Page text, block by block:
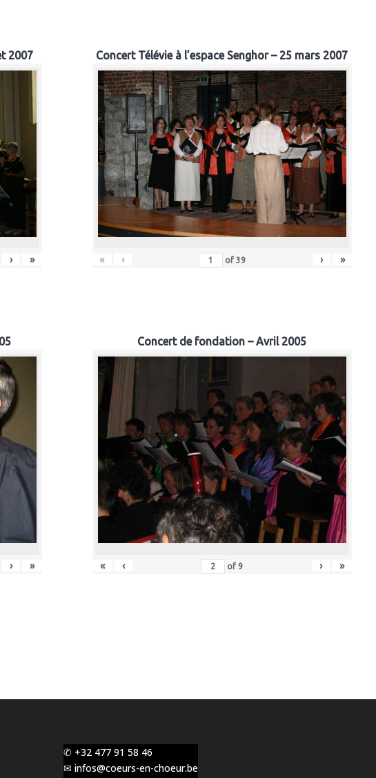
2007
› »
Concert Télévie à l’espace Senghor – 25 mars 2007
« ‹ of 39 › »
› »
Concert de fondation – Avril 2005
« ‹ of 9 › »
✆ +32 477 91 58 46
✉ infos@coeurs-en-choeur.be